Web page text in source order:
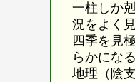
一柱しか
況をよく
四季を見
らかにな
地理（陰